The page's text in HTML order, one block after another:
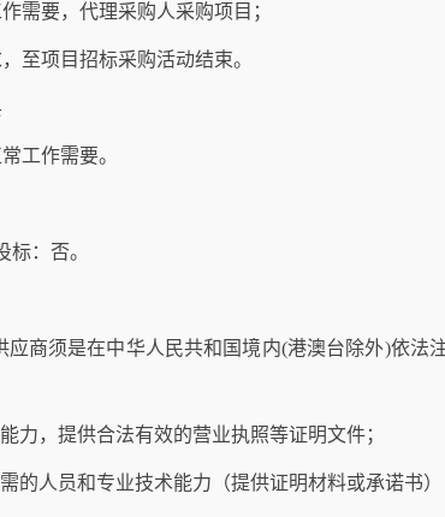
需要，代理采购人采购项目；
至项目招标采购活动结束。
工作需要。
：否。
应商须是在中华人民共和国境内(港澳台除外)依法
力，提供合法有效的营业执照等证明文件；
的人员和专业技术能力（提供证明材料或承诺书）